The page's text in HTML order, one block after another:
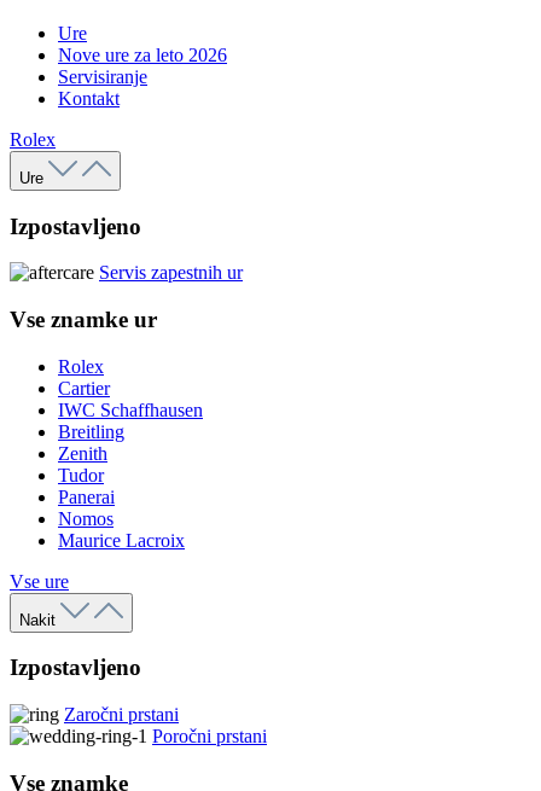
Ure
Nove ure za leto 2026
Servisiranje
Kontakt
Rolex
Ure
Izpostavljeno
Servis zapestnih ur
Vse znamke ur
Rolex
Cartier
IWC Schaffhausen
Breitling
Zenith
Tudor
Panerai
Nomos
Maurice Lacroix
Vse ure
Nakit
Izpostavljeno
Zaročni prstani
Poročni prstani
Vse znamke